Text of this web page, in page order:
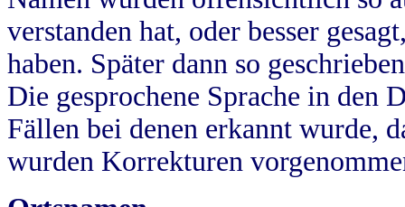
verstanden hat, oder besser
haben. Später dann so
Die gesprochene Sprache in
Fällen bei denen erkannt wurde,
wurden Korrekturen